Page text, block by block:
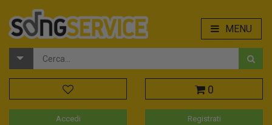
MENU
0
Accedi Registrati